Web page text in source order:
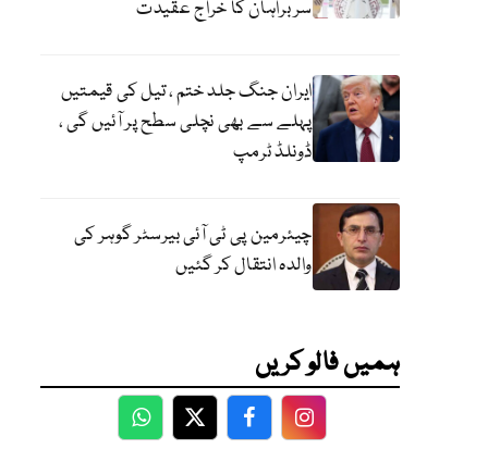
سربراہان کا خراج عقیدت
ایران جنگ جلد ختم ، تیل کی قیمتیں
پہلے سے بھی نچلی سطح پر آئیں گی ،
ڈونلڈ ٹرمپ
چیئرمین پی ٹی آئی بیرسٹر گوہر کی
والدہ انتقال کر گئیں
ہمیں فالو کریں
WhatsApp
TwitterFacebookFacebook